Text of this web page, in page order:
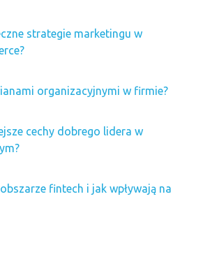
strategie marketingu w
organizacyjnymi w firmie?
cechy dobrego lidera w
fintech i jak wpływają na